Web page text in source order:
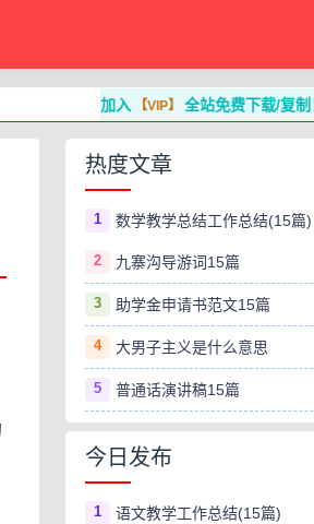
加入 【VIP】全站免费下载/复
热度文章
1 数学教学总结工作总结(15篇)
2 九寨沟导游词15篇
3 助学金申请书范文15篇
4 大男子主义是什么意思
5 普通话演讲稿15篇
今日发布
1 语文教学工作总结(15篇)